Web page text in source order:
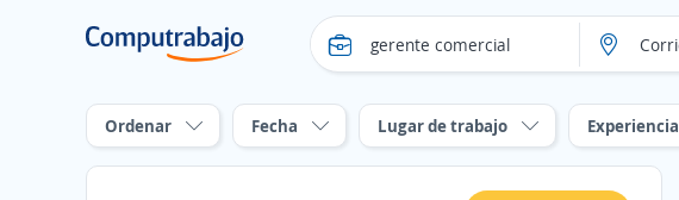
Ordenar Fecha Lugar de trabajo Experiencia